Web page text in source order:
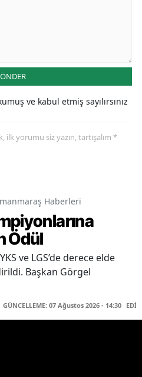
ve kabul etmiş sayılırsınız
yorumu siz yazın, tartışalım *
Haberleri
Ödül
ve LGS’de derece elde
Başkan Görgel
GÜNCELLEME: 07 Ağustos 2026 - 14:30